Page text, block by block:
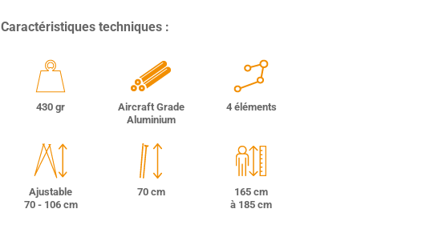
Caractéristiques techniques :
430 gr
Aircraft Grade
Aluminium
4 éléments
Ajustable
70 - 106 cm
70 cm
165 cm
à 185 cm